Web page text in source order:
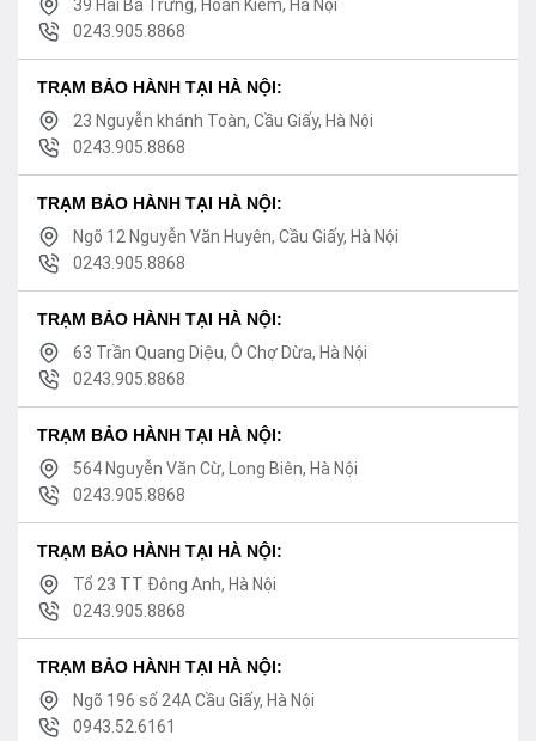
39 Hai Bà Trưng, Hoàn Kiếm, Hà Nội
0243.905.8868
TRẠM BẢO HÀNH TẠI HÀ NỘI:
23 Nguyễn khánh Toàn, Cầu Giấy, Hà Nội
0243.905.8868
TRẠM BẢO HÀNH TẠI HÀ NỘI:
Ngõ 12 Nguyễn Văn Huyên, Cầu Giấy, Hà Nội
0243.905.8868
TRẠM BẢO HÀNH TẠI HÀ NỘI:
63 Trần Quang Diệu, Ô Chợ Dừa, Hà Nội
0243.905.8868
TRẠM BẢO HÀNH TẠI HÀ NỘI:
564 Nguyễn Văn Cừ, Long Biên, Hà Nội
0243.905.8868
TRẠM BẢO HÀNH TẠI HÀ NỘI:
Tổ 23 TT Đông Anh, Hà Nội
0243.905.8868
TRẠM BẢO HÀNH TẠI HÀ NỘI:
Ngõ 196 số 24A Cầu Giấy, Hà Nội
0943.52.6161